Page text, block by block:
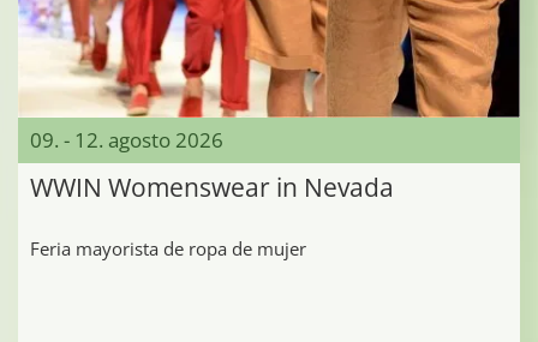
09. - 12. agosto 2026
WWIN Womenswear in Nevada
Feria mayorista de ropa de mujer